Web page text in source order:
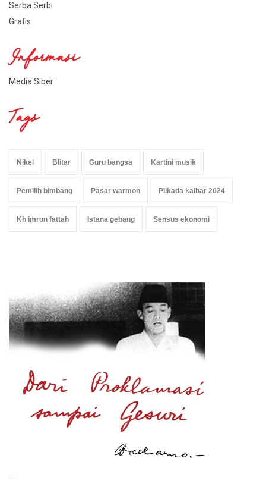
Serba Serbi
Grafis
Informasi
Media Siber
Tags
Nikel Blitar Guru bangsa Kartini musik
Pemilih bimbang Pasar warmon Pilkada kalbar 2024
Kh imron fattah Istana gebang Sensus ekonomi